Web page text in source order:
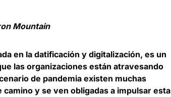
Mountain
en la datificación y digitalización, es un
las organizaciones están atravesando
de pandemia existen muchas
y se ven obligadas a impulsar esta